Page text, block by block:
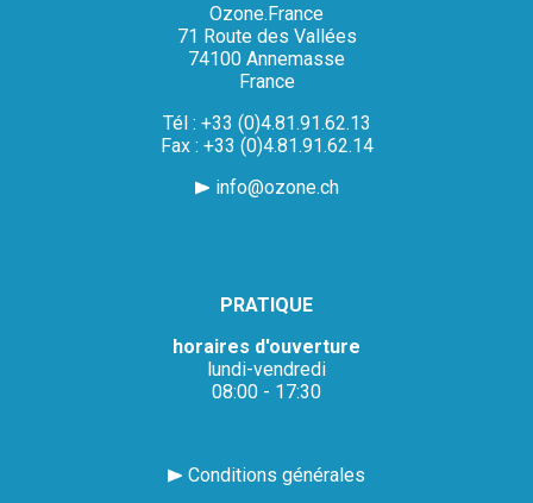
Ozone.France
71 Route des Vallées
74100 Annemasse
France
Tél : +33 (0)4.81.91.62.13
Fax : +33 (0)4.81.91.62.14
info@ozone.ch
PRATIQUE
horaires d'ouverture
lundi-vendredi
08:00 - 17:30
Conditions générales